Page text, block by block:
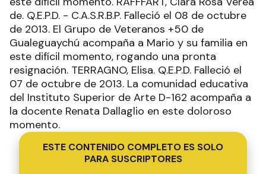
de. Q.E.P.D. - C.A.S.R.B.P. Falleció el 08 de octubre
de 2013. El Grupo de Veteranos +50 de
Gualeguaychú acompaña a Mario y su familia en
este difícil momento, rogando una pronta
resignación. TERRAGNO, Elisa. Q.E.P.D. Falleció el
07 de octubre de 2013. La comunidad educativa
del Instituto Superior de Arte D-162 acompaña a
la docente Renata Dallaglio en este doloroso
momento.
ESTE CONTENIDO COMPLETO ES SOLO
PARA SUSCRIPTORES